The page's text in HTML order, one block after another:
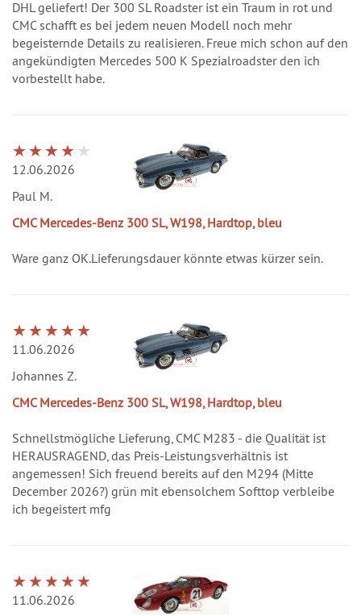
DHL geliefert! Der 300 SL Roadster ist ein Traum in rot und
CMC schafft es bei jedem neuen Modell noch mehr
begeisternde Details zu realisieren. Freue mich schon auf den
angekündigten Mercedes 500 K Spezialroadster den ich
vorbestellt habe.
12.06.2026
Paul M.
CMC Mercedes-Benz 300 SL, W198, Hardtop, bleu
Ware ganz OK.Lieferungsdauer könnte etwas kürzer sein.
11.06.2026
Johannes Z.
CMC Mercedes-Benz 300 SL, W198, Hardtop, bleu
Schnellstmögliche Lieferung, CMC M283 - die Qualität ist
HERAUSRAGEND, das Preis-Leistungsverhältnis ist
angemessen! Sich freuend bereits auf den M294 (Mitte
December 2026?) grün mit ebensolchem Softtop verbleibe
ich begeistert mfg
11.06.2026